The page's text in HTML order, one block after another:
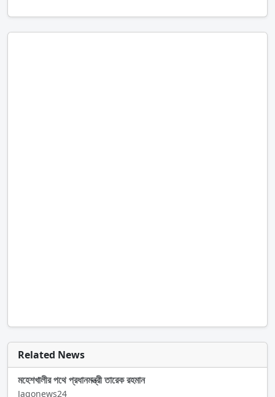
Related News
মহেশখালীর পথে প্রধানমন্ত্রী তারেক রহমান
Jagonews24